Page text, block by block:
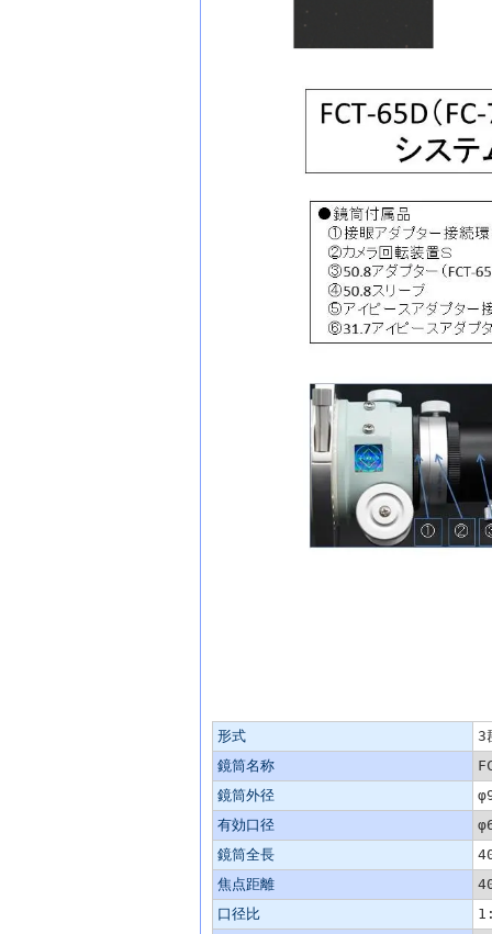
形式
3
鏡筒名称
鏡筒外径
有効口径
鏡筒全長
焦点距離
口径比